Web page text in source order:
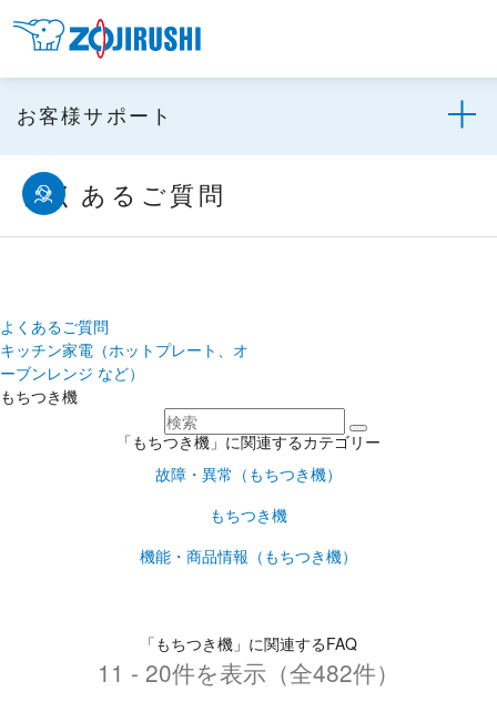
お客様サポート
よくあるご質問
よくあるご質問
キッチン家電（ホットプレート、オ
ーブンレンジ など）
もちつき機
「もちつき機」に関連するカテゴリー
故障・異常（もちつき機）
もちつき機
機能・商品情報（もちつき機）
「もちつき機」に関連するFAQ
11 - 20件を表示（全482件）